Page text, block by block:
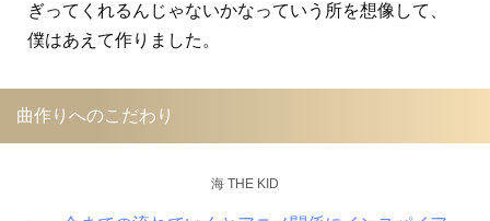
ぎってくれるんじゃないかなっていう所を想像して、
僕はあえて作りました。
曲作りへのこだわり
海 THE KID